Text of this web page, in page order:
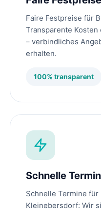
Faire Festpreise für
Transparente
– verbindliches
erhalten.
100% transparent
Schnelle
Schnelle Termine
Kleinebersdorf: Wir